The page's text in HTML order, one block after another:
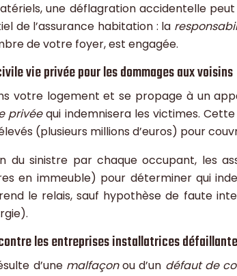
une déflagration accidentelle
de l’assurance habitation : la
de votre foyer, est engagée.
vie privée pour les dommages aux voisins
votre logement et se propage à un
privéequi indemnisera les victimes.
(plusieurs millions d’euros) pour
du sinistre par chaque occupant, les
en immeuble) pour déterminer qui
le relais, sauf hypothèse de faute
les entreprises installatrices
d’une malfaçonou d’un défaut de